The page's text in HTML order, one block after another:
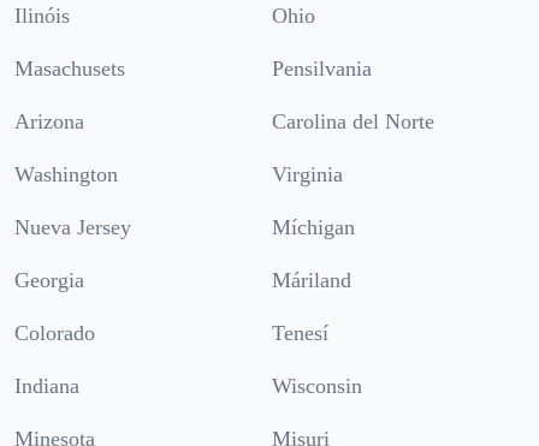
Ilinóis Ohio
Masachusets Pensilvania
Arizona Carolina del Norte
Washington Virginia
Nueva Jersey Míchigan
Georgia Máriland
Colorado Tenesí
Indiana Wisconsin
Minesota Misuri